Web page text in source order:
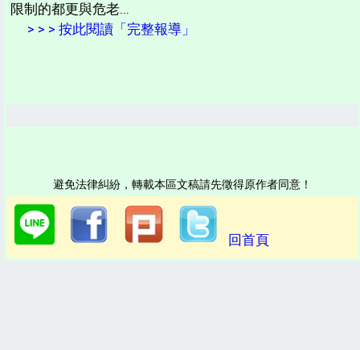
限制的都更與危老...
> > > 按此閱讀「完整報導」
避免法律糾紛，轉載本區文稿請先徵得原作者同意！
回首頁